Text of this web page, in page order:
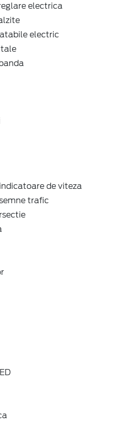
electrica
electric
de viteza
trafic